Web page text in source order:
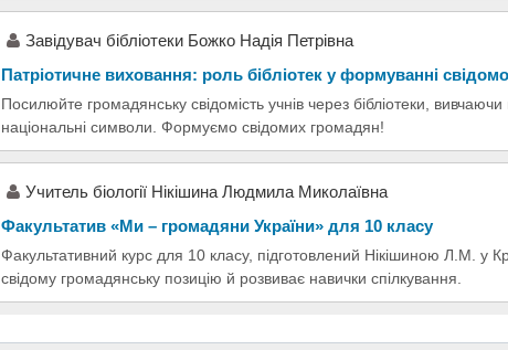
Завідувач бібліотеки Божко Надія Петрівна
Патріотичне виховання: роль бібліотек у формуванні
Посилюйте громадянську свідомість учнів через бібліотеки, вивчаючи
національні символи. Формуємо свідомих громадян!
Учитель біології Нікішина Людмила Миколаївна
Факультатив «Ми – громадяни України» для 10 класу
Факультативний курс для 10 класу, підготовлений Нікішиною Л.М.
свідому громадянську позицію й розвиває навички спілкування.